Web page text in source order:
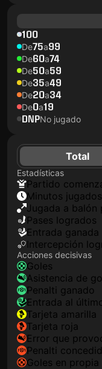
100
De75a99
De60a74
De50a59
De35a49
De20a34
De0a19
DNPNo jugado
Total
Estadísticas
partido
minutos jugados
jugada a balón
pases logrados
Entrada ganada
Intercepción
Acciones decisivas
goles
asistencia de
Penalti ganado
Entrada al
tarjeta amarilla
tarjeta roja
Error que
Penalti
goles en